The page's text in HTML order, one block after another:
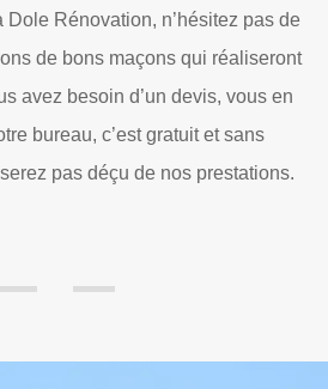
la réserve en matériel, la
Notre société de maçonnerie
un large assortiment
pour aider nos équipes de
nous avons une grande